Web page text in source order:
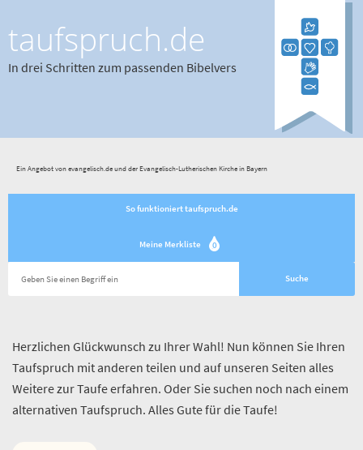
taufspruch.de
In drei Schritten zum passenden Bibelvers
Ein Angebot von evangelisch.de und der Evangelisch-Lutherischen Kirche in Bayern
So funktioniert taufspruch.de
Meine Merkliste 0
Herzlichen Glückwunsch zu Ihrer Wahl! Nun können Sie Ihren
Taufspruch mit anderen teilen und auf unseren Seiten alles
Weitere zur Taufe erfahren. Oder Sie suchen noch nach einem
alternativen Taufspruch. Alles Gute für die Taufe!